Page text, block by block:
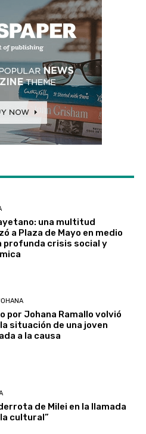
una multitud
a Plaza de Mayo en medio
profunda crisis social y
por Johana Ramallo volvió
situación de una joven
a la causa
de Milei en la llamada
cultural”